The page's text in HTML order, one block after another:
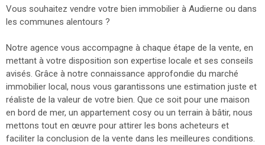
BIEN
L'AGENCE
CONTACT
Vous souhaitez vendre votre bien immobilier à Audierne ou dans
les communes alentours ?
Notre agence vous accompagne à chaque étape de la vente, en
mettant à votre disposition son expertise locale et ses conseils
avisés. Grâce à notre connaissance approfondie du marché
immobilier local, nous vous garantissons une estimation juste et
réaliste de la valeur de votre bien. Que ce soit pour une maison
en bord de mer, un appartement cosy ou un terrain à bâtir, nous
mettons tout en œuvre pour attirer les bons acheteurs et
faciliter la conclusion de la vente dans les meilleures conditions.